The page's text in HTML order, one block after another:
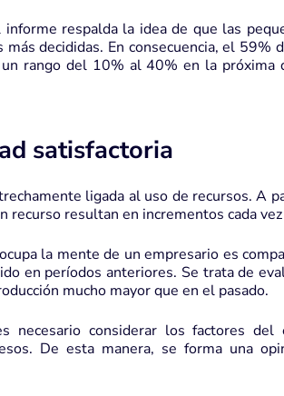
respalda la idea de que las
decididas. En consecuencia, el 59%
rango del 10% al 40% en la próxima
satisfactoria
ligada al uso de recursos. A
recurso resultan en incrementos cada
la mente de un empresario es
en períodos anteriores. Se trata de
mucho mayor que en el pasado.
necesario considerar los factores
De esta manera, se forma una